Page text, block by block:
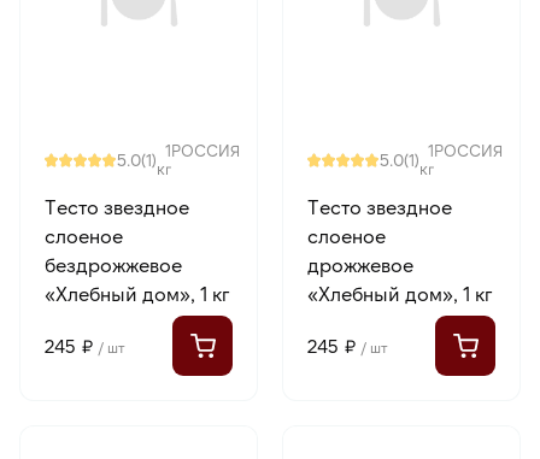
5.0(1) 1
кг
РОССИЯ
Тесто звездное
слоеное
бездрожжевое
«Хлебный дом», 1 кг
245 ₽ / шт
5.0(1) 1
кг
РОССИЯ
Тесто звездное
слоеное
дрожжевое
«Хлебный дом», 1 кг
245 ₽ / шт